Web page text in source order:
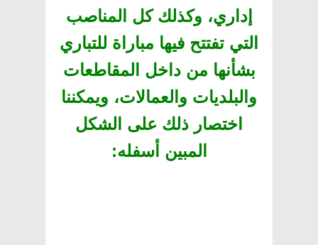
إداري، وكذلك كل المناصب
التي تفتتح فيها مباراة للتباري
بشأنها من داخل المقاطعات
والبلديات والعمالات، ويمكننا
اختصار ذلك على الشكل
المبين أسفله: